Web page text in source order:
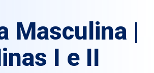
Masculina |
I e II